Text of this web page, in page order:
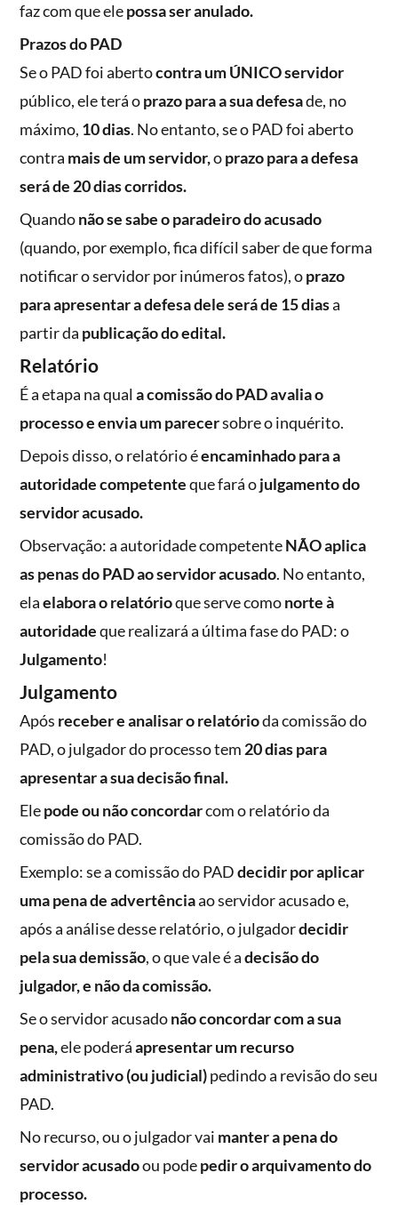
faz com que elepossa ser anulado.
Prazos do PAD
Se o PAD foi abertocontra um ÚNICO servidor
público, ele terá oprazo para a sua defesade, no
máximo, 10 dias. No entanto, se o PAD foi aberto
contra mais de um servidor,oprazo para a defesa
será de 20 dias corridos.
Quandonão se sabe o paradeiro do acusado
(quando, por exemplo, fica difícil saber de que forma
notificar o servidor por inúmeros fatos), oprazo
para apresentar a defesa dele será de 15 diasa
partir da publicação do edital.
Relatório
É a etapa na quala comissão do PAD avalia o
processo e envia um parecersobre o inquérito.
Depois disso, o relatório éencaminhado para a
autoridade competenteque fará ojulgamento do
servidor acusado.
Observação: a autoridade competenteNÃO aplica
as penas do PAD ao servidor acusado. No entanto,
elaelabora o relatórioque serve comonorte à
autoridadeque realizará a última fase do PAD: o
Julgamento!
Julgamento
Após receber e analisar o relatórioda comissão do
PAD, o julgador do processo tem 20 dias para
apresentar a sua decisão final.
Elepode ou não concordarcom o relatório da
comissão do PAD.
Exemplo: se a comissão do PADdecidir por aplicar
uma pena de advertênciaao servidor acusado e,
após a análise desse relatório, o julgadordecidir
pela sua demissão, o que vale é adecisão do
julgador, e não da comissão.
Se o servidor acusadonão concordar com a sua
pena,ele poderáapresentar um recurso
administrativo (ou judicial)pedindo a revisão do seu
PAD.
No recurso, ou o julgador vai manter a pena do
servidor acusadoou podepedir o arquivamento do
processo.